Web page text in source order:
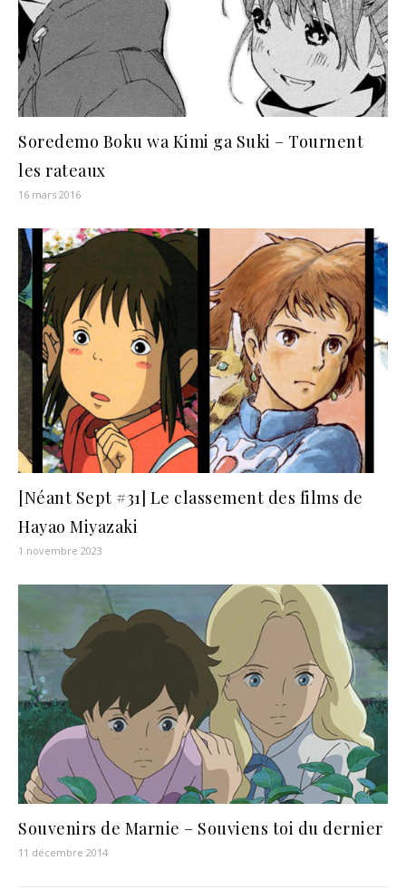
Soredemo Boku wa Kimi ga Suki – Tournent
les rateaux
16 mars 2016
[Néant Sept #31] Le classement des films de
Hayao Miyazaki
1 novembre 2023
Souvenirs de Marnie – Souviens toi du dernier
11 décembre 2014